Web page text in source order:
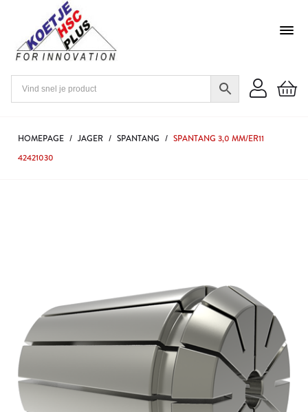
HOMEPAGE / JAGER / SPANTANG / SPANTANG 3,0 MM/ER11
42421030